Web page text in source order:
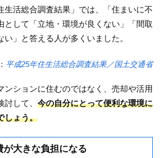
生活総合調査結果」では、「住まいに不
として「立地・環境が良くない」「間取
い」と答える人が多くいました。
平成25年住生活総合調査結果／国土交通省
ンションに住むのではなく、売却や活用
して、 今の自分にとって便利な環境に
しょう。
が大きな負担になる